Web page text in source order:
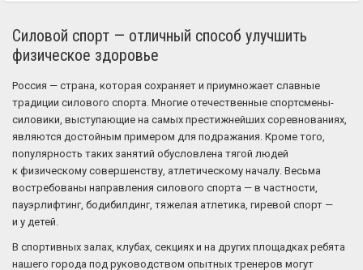
Силовой спорт — отличный способ улучшить
физическое здоровье
Россия — страна, которая сохраняет и приумножает славные
традиции силового спорта. Многие отечественные спортсмены-
силовики, выступающие на самых престижнейших соревнованиях,
являются достойным примером для подражания. Кроме того,
популярность таких занятий обусловлена тягой людей
к физическому совершенству, атлетическому началу. Весьма
востребованы направления силового спорта — в частности,
пауэрлифтинг, бодибилдинг, тяжелая атлетика, гиревой спорт —
и у детей.
В спортивных залах, клубах, секциях и на других площадках ребята
нашего города под руководством опытных тренеров могут